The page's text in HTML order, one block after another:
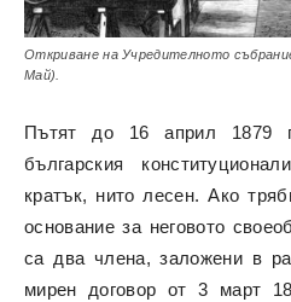
Откриване на Учредителното
Май).
Пътят до 16 април 1879
българския
кратък, нито лесен. Ако
основание за неговото
са два члена, заложени в
мирен договор от 3 март